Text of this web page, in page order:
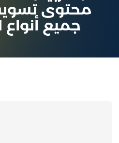
محتوى
جميع أنواع